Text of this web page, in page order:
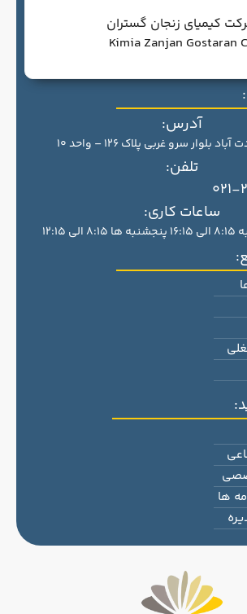
آدرس:
بلوار سرو غربی پلاک 126 – واحد 10
تلفن:
021-
ساعات کاری:
ها
کیمیای زنجان گستران
Kimia Zanjan Gostaran